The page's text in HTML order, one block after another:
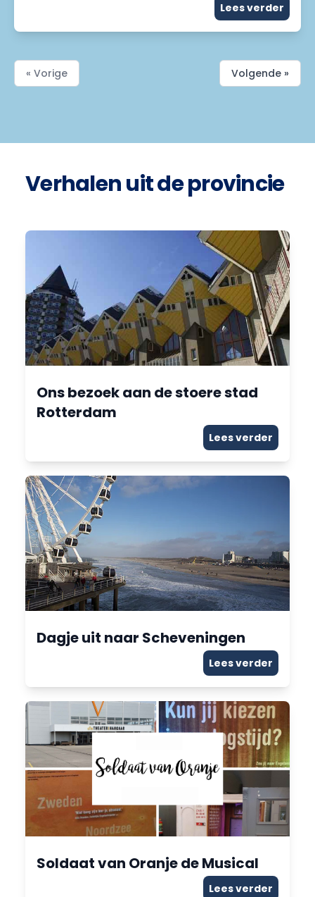
Lees verder
« Vorige Volgende »
Verhalen uit de provincie
Ons bezoek aan de stoere stad
Rotterdam
Lees verder
Dagje uit naar Scheveningen
Lees verder
Soldaat van Oranje de Musical
Lees verder